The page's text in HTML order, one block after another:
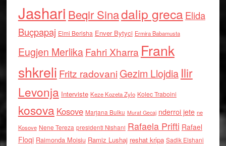
Jashari Beqir Sinadalip grecaElida
Buçpapaj Elmi Berisha Enver Bytyci Ermira Babamusta
Eugjen MerlikaFahri Xharra Frank
shkreli Fritz radovaniGezim Llojdia Ilir
Levonja Interviste Keze Kozeta Zylo Kolec Traboini
kosova Kosove Marjana Bulku Murat Gecaj nderroi jete ne
Kosove Nene Tereza presidenti Nishani Rafaela Prifti Rafael
Floqi Raimonda Moisiu Ramiz Lushaj reshat kripa Sadik Elshani